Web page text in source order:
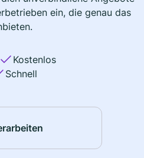
ein, die genau das
Kostenlos
Schnell